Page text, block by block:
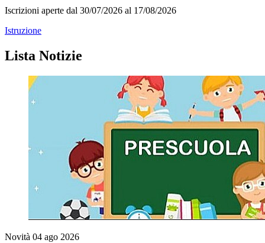
Iscrizioni aperte dal 30/07/2026 al 17/08/2026
Istruzione
Lista Notizie
Novità 04 ago 2026